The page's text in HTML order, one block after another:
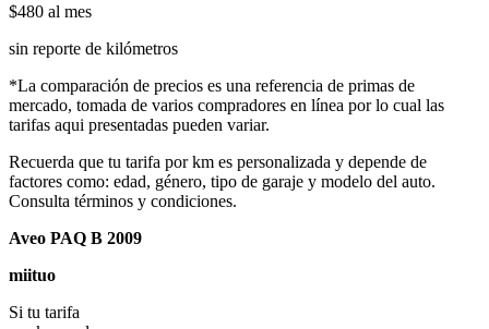
$480 al mes
sin reporte de kilómetros
*La comparación de precios es una referencia de primas de
mercado, tomada de varios compradores en línea por lo cual las
tarifas aqui presentadas pueden variar.
Recuerda que tu tarifa por km es personalizada y depende de
factores como: edad, género, tipo de garaje y modelo del auto.
Consulta términos y condiciones.
Aveo PAQ B 2009
miituo
Si tu tarifa